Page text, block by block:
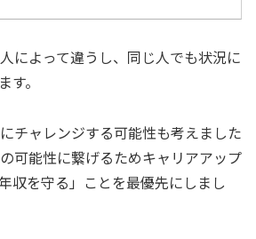
によって違うし、同じ人でも状況に
す。
チャレンジする可能性も考えました
可能性に繋げるためキャリアアップ
収を守る」ことを最優先にしまし